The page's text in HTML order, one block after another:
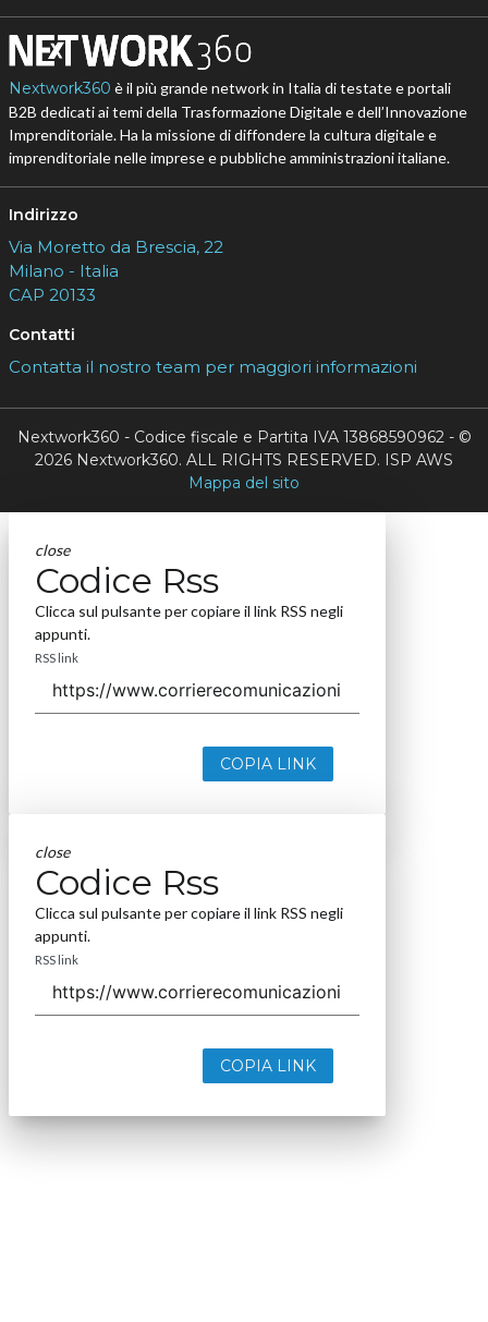
Nextwork360 è il più grande network in Italia di testate e portali
B2B dedicati ai temi della Trasformazione Digitale e dell’Innovazione
Imprenditoriale. Ha la missione di diffondere la cultura digitale e
imprenditoriale nelle imprese e pubbliche amministrazioni italiane.
Indirizzo
Via Moretto da Brescia, 22
Milano - Italia
CAP 20133
Contatti
Contatta il nostro team per maggiori informazioni
Nextwork360 - Codice fiscale e Partita IVA 13868590962 - ©
2026 Nextwork360. ALL RIGHTS RESERVED. ISP AWS
Mappa del sito
close
Codice Rss
Clicca sul pulsante per copiare il link RSS negli
appunti.
RSS link
COPIA LINK
close
Codice Rss
Clicca sul pulsante per copiare il link RSS negli
appunti.
RSS link
COPIA LINK